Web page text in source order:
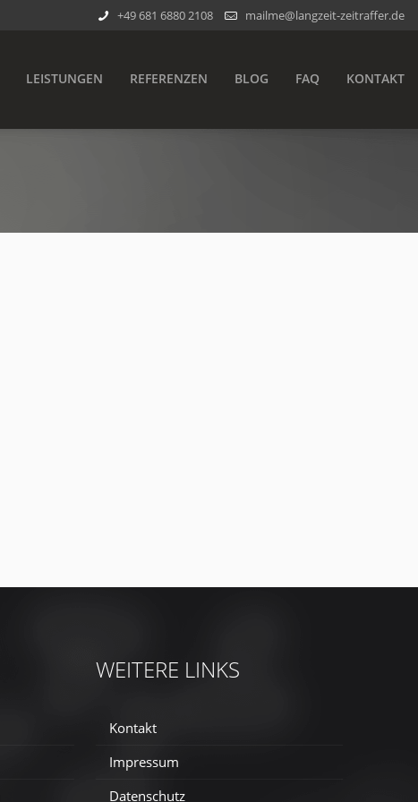
+49 681 6880 2108 mailme@langzeit-zeitraffer.de
LEISTUNGEN REFERENZEN BLOG FAQ KONTAKT
WEITERE LINKS
Kontakt
Impressum
Datenschutz